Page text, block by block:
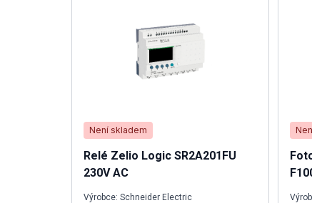
Není skladem
Relé Zelio Logic SR2A201FU
230V AC
Výrobce: Schneider Electric